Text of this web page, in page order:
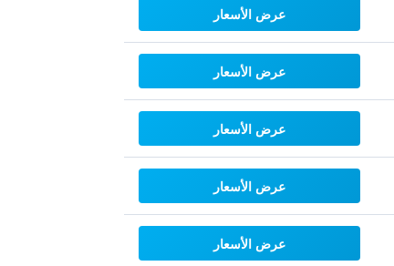
عرض الأسعار
عرض الأسعار
عرض الأسعار
عرض الأسعار
عرض الأسعار